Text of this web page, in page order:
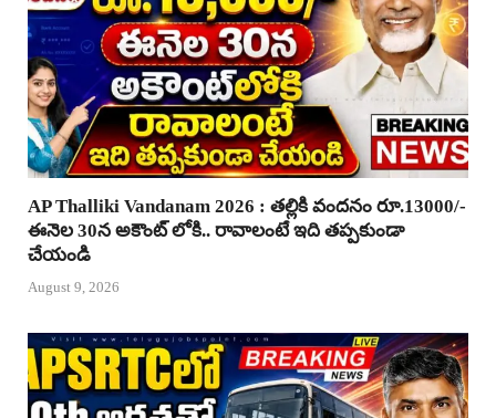
AP Thalliki Vandanam 2026 : తల్లికి వందనం రూ.13000/-
ఈనెల 30న అకౌంట్ లోకి.. రావాలంటే ఇది తప్పకుండా
చేయండి
August 9, 2026